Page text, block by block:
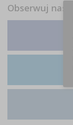
Obserwuj nas